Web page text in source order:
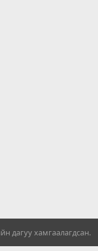
дагуу хамгаалагдсан.